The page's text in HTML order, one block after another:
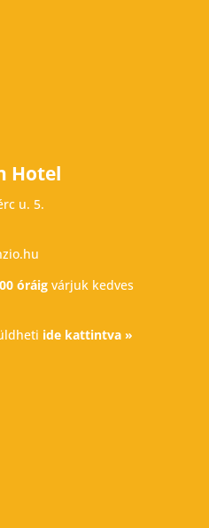
Hotel
u. 5.
óráigvárjuk kedves
ide kattintva »